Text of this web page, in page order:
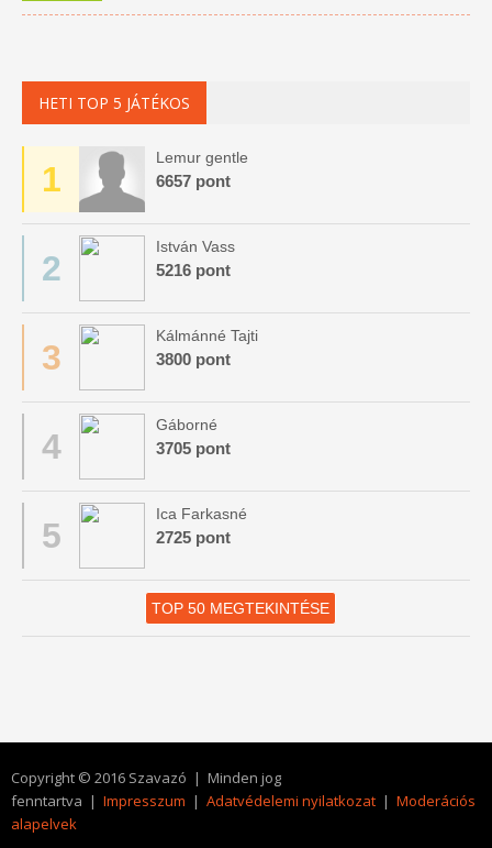
HETI TOP 5 JÁTÉKOS
1
Lemur gentle
6657 pont
2
István Vass
5216 pont
3
Kálmánné Tajti
3800 pont
4
Gáborné
3705 pont
5
Ica Farkasné
2725 pont
TOP 50 MEGTEKINTÉSE
Copyright © 2016 Szavazó | Minden jog
fenntartva | Impresszum | Adatvédelemi nyilatkozat | Moderációs
alapelvek